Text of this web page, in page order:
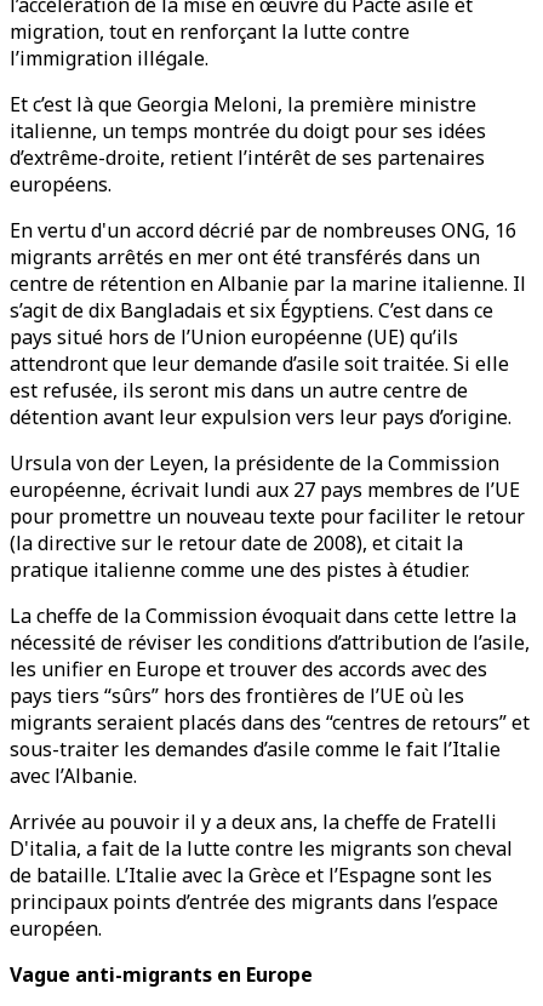
migration, tout en renforçant la lutte contre
l’immigration illégale.
Et c’est là que Georgia Meloni, la première ministre
italienne, un temps montrée du doigt pour ses idées
d’extrême-droite, retient l’intérêt de ses partenaires
européens.
En vertu d'un accord décrié par de nombreuses ONG, 16
migrants arrêtés en mer ont été transférés dans un
centre de rétention en Albanie par la marine italienne. Il
s’agit de dix Bangladais et six Égyptiens. C’est dans ce
pays situé hors de l’Union européenne (UE) qu’ils
attendront que leur demande d’asile soit traitée. Si elle
est refusée, ils seront mis dans un autre centre de
détention avant leur expulsion vers leur pays d’origine.
Ursula von der Leyen, la présidente de la Commission
européenne, écrivait lundi aux 27 pays membres de l’UE
pour promettre un nouveau texte pour faciliter le retour
(la directive sur le retour date de 2008), et citait la
pratique italienne comme une des pistes à étudier.
La cheffe de la Commission évoquait dans cette lettre la
nécessité de réviser les conditions d’attribution de l’asile,
les unifier en Europe et trouver des accords avec des
pays tiers “sûrs” hors des frontières de l’UE où les
migrants seraient placés dans des “centres de retours” et
sous-traiter les demandes d’asile comme le fait l’Italie
avec l’Albanie.
Arrivée au pouvoir il y a deux ans, la cheffe de Fratelli
D'italia, a fait de la lutte contre les migrants son cheval
de bataille. L’Italie avec la Grèce et l’Espagne sont les
principaux points d’entrée des migrants dans l’espace
européen.
Vague anti-migrants en Europe